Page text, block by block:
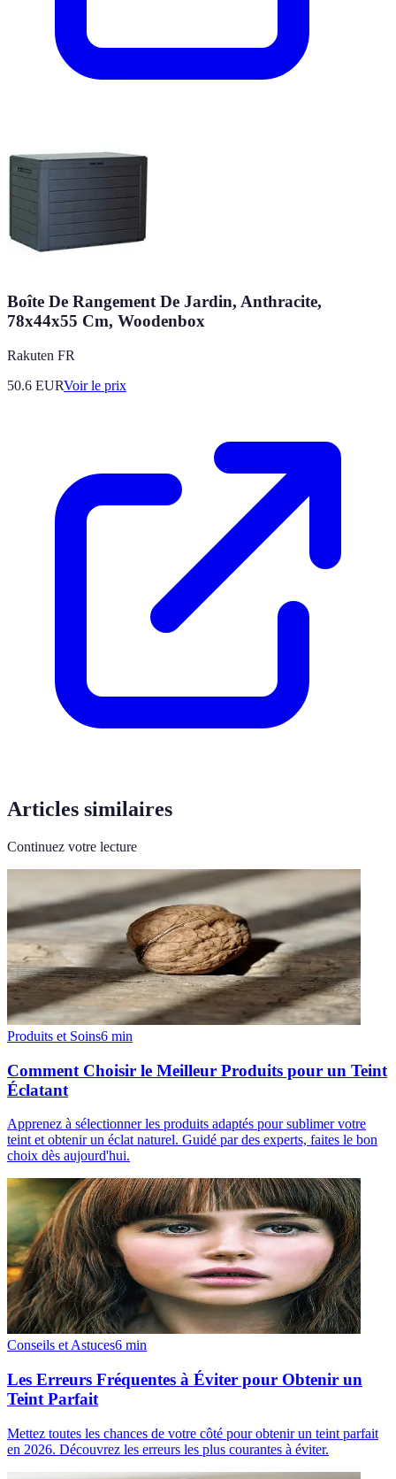
Boîte De Rangement De Jardin, Anthracite,
78x44x55 Cm, Woodenbox
Rakuten FR
50.6 EURVoir le prix
Articles similaires
Continuez votre lecture
Produits et Soins6 min
Comment Choisir le Meilleur Produits pour un Teint
Éclatant
Apprenez à sélectionner les produits adaptés pour sublimer votre
teint et obtenir un éclat naturel. Guidé par des experts, faites le bon
choix dès aujourd'hui.
Conseils et Astuces6 min
Les Erreurs Fréquentes à Éviter pour Obtenir un
Teint Parfait
Mettez toutes les chances de votre côté pour obtenir un teint parfait
en 2026. Découvrez les erreurs les plus courantes à éviter.